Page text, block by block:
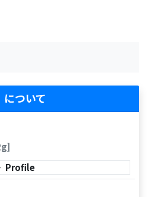
ついて
Profile